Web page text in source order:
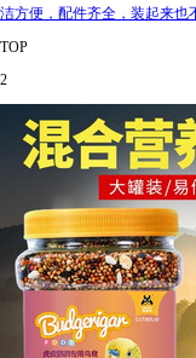
洁方便，配件齐全，装起来也
TOP
2